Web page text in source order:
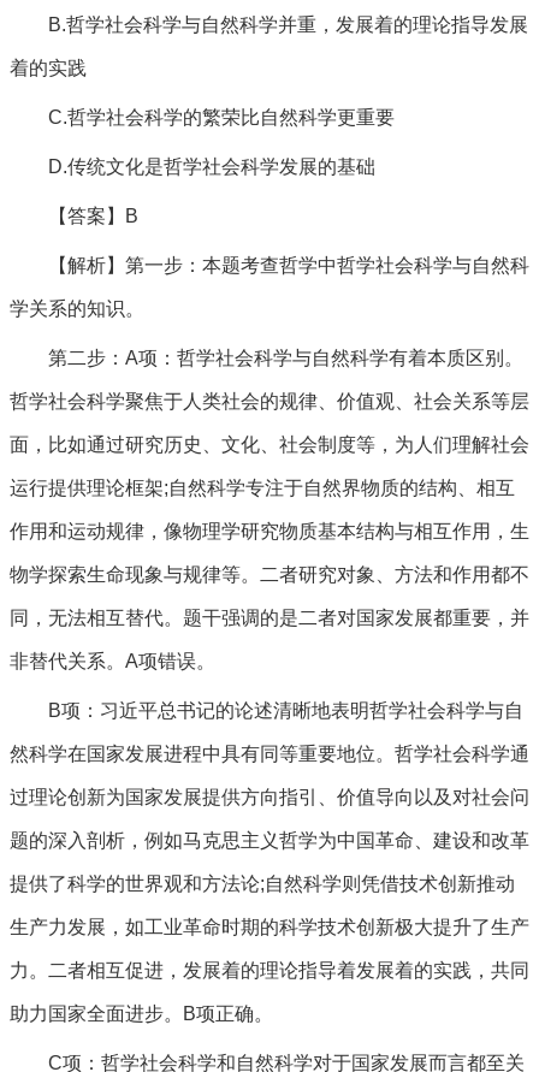
B.哲学社会科学与自然科学并重，发展着的理论指导发展
着的实践
C.哲学社会科学的繁荣比自然科学更重要
D.传统文化是哲学社会科学发展的基础
【答案】B
【解析】第一步：本题考查哲学中哲学社会科学与自然科
学关系的知识。
第二步：A项：哲学社会科学与自然科学有着本质区别。
哲学社会科学聚焦于人类社会的规律、价值观、社会关系等层
面，比如通过研究历史、文化、社会制度等，为人们理解社会
运行提供理论框架;自然科学专注于自然界物质的结构、相互
作用和运动规律，像物理学研究物质基本结构与相互作用，生
物学探索生命现象与规律等。二者研究对象、方法和作用都不
同，无法相互替代。题干强调的是二者对国家发展都重要，并
非替代关系。A项错误。
B项：习近平总书记的论述清晰地表明哲学社会科学与自
然科学在国家发展进程中具有同等重要地位。哲学社会科学通
过理论创新为国家发展提供方向指引、价值导向以及对社会问
题的深入剖析，例如马克思主义哲学为中国革命、建设和改革
提供了科学的世界观和方法论;自然科学则凭借技术创新推动
生产力发展，如工业革命时期的科学技术创新极大提升了生产
力。二者相互促进，发展着的理论指导着发展着的实践，共同
助力国家全面进步。B项正确。
C项：哲学社会科学和自然科学对于国家发展而言都至关